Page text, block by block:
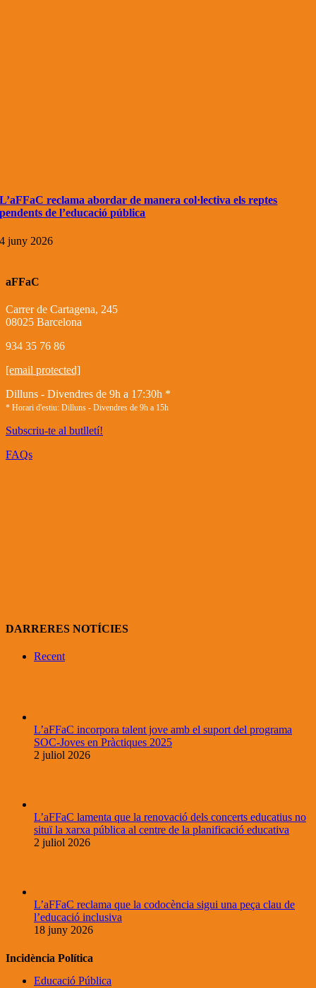
L’aFFaC reclama abordar de manera col·lectiva els reptes
pendents de l’educació pública
4 juny 2026
aFFaC
Carrer de Cartagena, 245
08025 Barcelona
934 35 76 86
[email protected]
Dilluns - Divendres de 9h a 17:30h *
* Horari d'estiu: Dilluns - Divendres de 9h a 15h
Subscriu-te al butlletí!
FAQs
DARRERES NOTÍCIES
Recent
L’aFFaC incorpora talent jove amb el suport del programa
SOC-Joves en Pràctiques 2025
2 juliol 2026
L’aFFaC lamenta que la renovació dels concerts educatius no
situï la xarxa pública al centre de la planificació educativa
2 juliol 2026
L’aFFaC reclama que la codocència sigui una peça clau de
l’educació inclusiva
18 juny 2026
Incidència Política
Educació Pública